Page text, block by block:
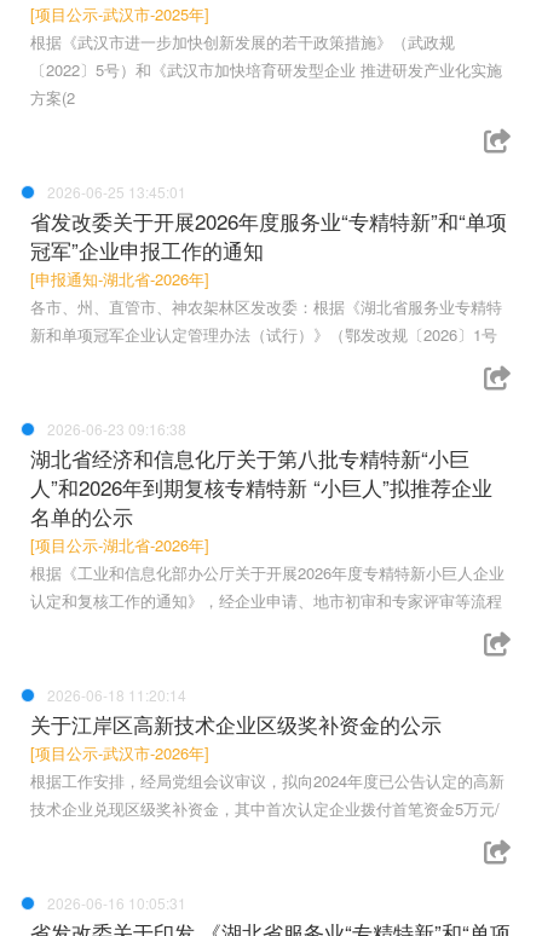
[项目公示-武汉市-2025年]
根据《武汉市进一步加快创新发展的若干政策措施》（武政规
〔2022〕5号）和《武汉市加快培育研发型企业 推进研发产业化实施
方案(2
2026-06-25 13:45:01
省发改委关于开展2026年度服务业“专精特新”和“单项
冠军”企业申报工作的通知
[申报通知-湖北省-2026年]
各市、州、直管市、神农架林区发改委：根据《湖北省服务业专精特
新和单项冠军企业认定管理办法（试行）》（鄂发改规〔2026〕1号
2026-06-23 09:16:38
湖北省经济和信息化厅关于第八批专精特新“小巨
人”和2026年到期复核专精特新 “小巨人”拟推荐企业
名单的公示
[项目公示-湖北省-2026年]
根据《工业和信息化部办公厅关于开展2026年度专精特新小巨人企业
认定和复核工作的通知》，经企业申请、地市初审和专家评审等流程
2026-06-18 11:20:14
关于江岸区高新技术企业区级奖补资金的公示
[项目公示-武汉市-2026年]
根据工作安排，经局党组会议审议，拟向2024年度已公告认定的高新
技术企业兑现区级奖补资金，其中首次认定企业拨付首笔资金5万元/
2026-06-16 10:05:31